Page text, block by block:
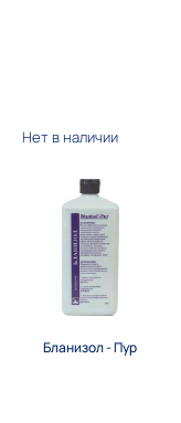
Нет в наличии
Бланизол - Пур